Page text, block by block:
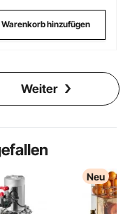
hinzufügen
Weiter
Neu